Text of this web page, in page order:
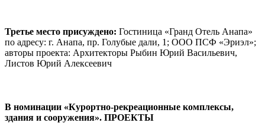
Третье место присуждено: Гостиница «Гранд Отель Анапа»
по адресу: г. Анапа, пр. Голубые дали, 1; ООО ПСФ «Эриэл»;
авторы проекта: Архитекторы Рыбин Юрий Васильевич,
Листов Юрий Алексеевич
В номинации «Курортно-рекреационные комплексы,
здания и сооружения». ПРОЕКТЫ